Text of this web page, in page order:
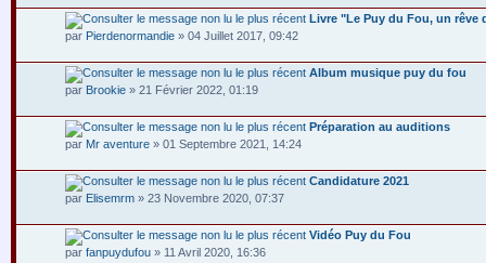
Livre "Le Puy du Fou, un rêve
par Pierdenormandie » 04 Juillet 2017, 09:42
Album musique puy du fou
par Brookie » 21 Février 2022, 01:19
Préparation au auditions
par Mr aventure » 01 Septembre 2021, 14:24
Candidature 2021
par Elisemrm » 23 Novembre 2020, 07:37
Vidéo Puy du Fou
par fanpuydufou » 11 Avril 2020, 16:36